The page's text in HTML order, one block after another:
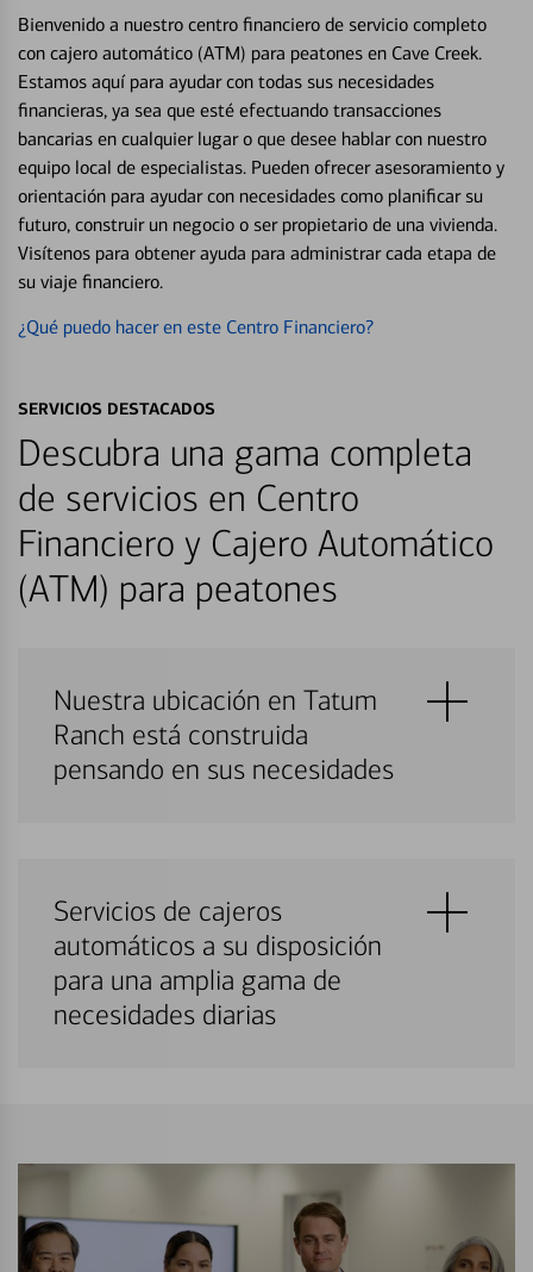
Bienvenido a nuestro centro financiero de servicio completo
con cajero automático (ATM) para peatones en Cave Creek.
Estamos aquí para ayudar con todas sus necesidades
financieras, ya sea que esté efectuando transacciones
bancarias en cualquier lugar o que desee hablar con nuestro
equipo local de especialistas. Pueden ofrecer asesoramiento y
orientación para ayudar con necesidades como planificar su
futuro, construir un negocio o ser propietario de una vivienda.
Visítenos para obtener ayuda para administrar cada etapa de
su viaje financiero.
¿Qué puedo hacer en este Centro Financiero?
SERVICIOS DESTACADOS
Descubra una gama completa
de servicios en Centro
Financiero y Cajero Automático
(ATM) para peatones
Nuestra ubicación en Tatum
Ranch está construida
pensando en sus necesidades
Servicios de cajeros
automáticos a su disposición
para una amplia gama de
necesidades diarias